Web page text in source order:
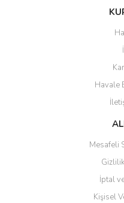
Görüş ve önerileriniz için
Ürün resmi kalitesiz,
Havale
Mesafeli
İptal
Kişisel